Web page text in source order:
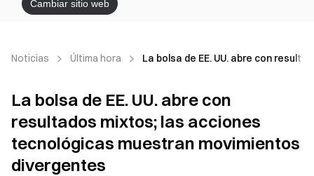
Cambiar sitio web
Noticias Última hora La bolsa de EE. UU. abre con
La bolsa de EE. UU. abre con
resultados mixtos; las acciones
tecnológicas muestran movimientos
divergentes